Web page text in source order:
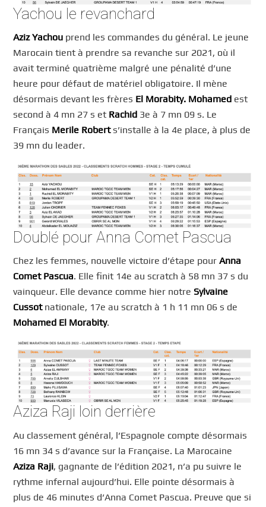
Yachou le revanchard
Aziz Yachou prend les commandes du général. Le jeune
Marocain tient à prendre sa revanche sur 2021, où il
avait terminé quatrième malgré une pénalité d’une
heure pour défaut de matériel obligatoire. Il mène
désormais devant les frères El Morabity. Mohamed est
second à 4 mn 27 s et Rachid 3e à 7 mn 09 s. Le
Français Merile Roberts’installe à la 4e place, à plus de
39 mn du leader.
Doublé pour Anna Comet Pascua
Chez les femmes, nouvelle victoire d’étape pourAnna
Comet Pascua. Elle finit 14e au scratch à 58 mn 37 s du
vainqueur. Elle devance comme hier notre Sylvaine
Cussotnationale, 17e au scratch à 1 h 11 mn 06 s de
Mohamed El Morabity.
Aziza Raji loin derrière
Au classement général, l’Espagnole compte désormais
16 mn 34 s d’avance sur la Française. La Marocaine
Aziza Raji, gagnante de l’édition 2021, n’a pu suivre le
rythme infernal aujourd’hui. Elle pointe désormais à
plus de 46 minutes d’Anna Comet Pascua. Preuve que si